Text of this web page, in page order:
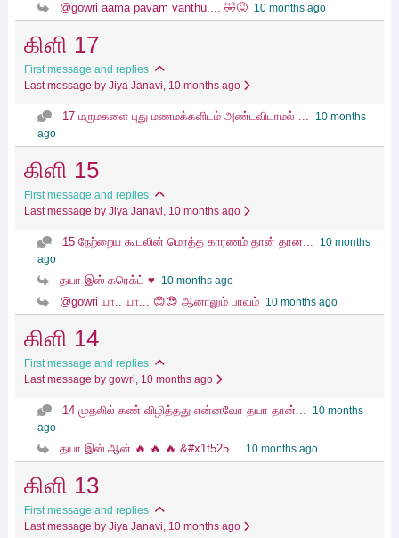
@gowri aama pavam vanthu.... 🤣😜 10 months ago
கிளி 17
First message and replies
Last message by Jiya Janavi, 10 months ago
17 மருமகளை புது மணமக்களிடம் அண்டவிடாமல் ...
10 months
ago
கிளி 15
First message and replies
Last message by Jiya Janavi, 10 months ago
15 நேற்றைய கூடலின் மொத்த காரணம் தான் தான...
10 months
ago
தயா இஸ் கரெக்ட் ♥️ 10 months ago
@gowri யா.. யா... 😊😍 ஆனாலும் பாவம் 10 months ago
கிளி 14
First message and replies
Last message by gowri, 10 months ago
14 முதலில் கண் விழித்தது என்னவோ தயா தான்...
10 months
ago
தயா இஸ் ஆன் 🔥 🔥 🔥 &#x1f525... 10 months ago
கிளி 13
First message and replies
Last message by Jiya Janavi, 10 months ago